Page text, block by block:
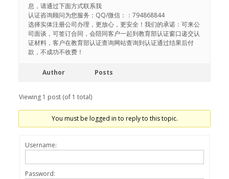
息，请通过下面方式联系我
认证咨询顾问为您服务：QQ/微信：：794868844
选择实体注册公司办理，更放心，更安全！我们的承诺：可来公
司面谈，可签订合同，会陪同客户一起到教育部认证窗口递交认
证材料，客户在教育部认证查询网站查询到认证通过结果后付
款，不成功不收费！
Author Posts
Viewing 1 post (of 1 total)
You must be logged in to reply to this topic.
Username:
Password: